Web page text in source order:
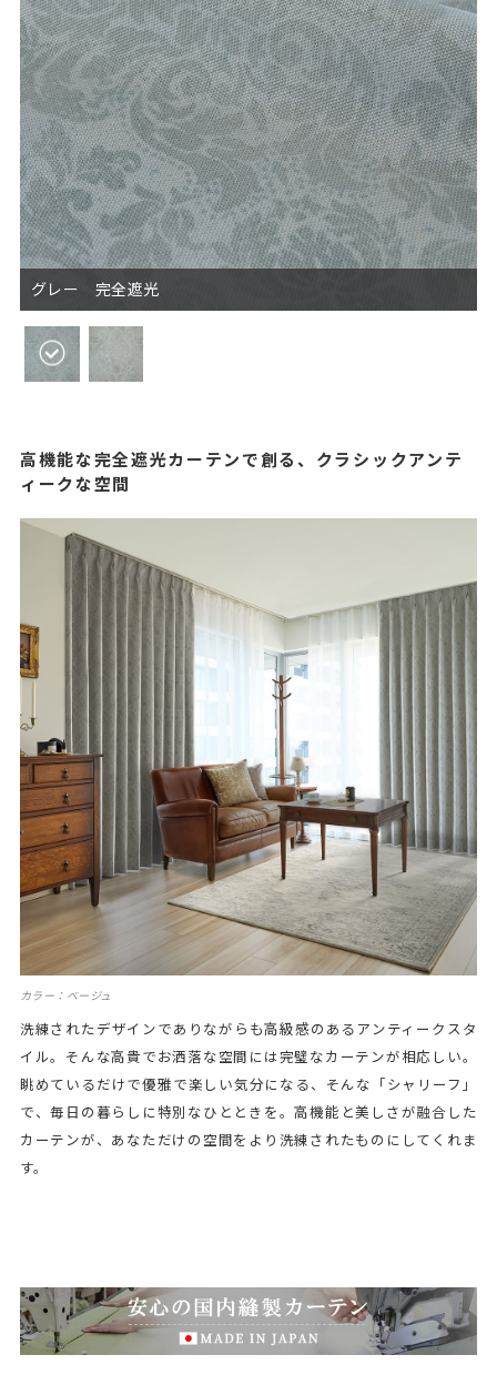
グレー 完全遮光
高機能な完全遮光カーテンで創る、クラシックアンテ
ィークな空間
カラー：ベージュ
洗練されたデザインでありながらも高級感のあるアンティークスタ
イル。そんな高貴でお洒落な空間には完璧なカーテンが相応しい。
眺めているだけで優雅で楽しい気分になる、そんな「シャリーフ」
で、毎日の暮らしに特別なひとときを。高機能と美しさが融合した
カーテンが、あなただけの空間をより洗練されたものにしてくれま
す。